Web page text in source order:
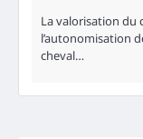
La valorisation du
l’autonomisation
cheval…